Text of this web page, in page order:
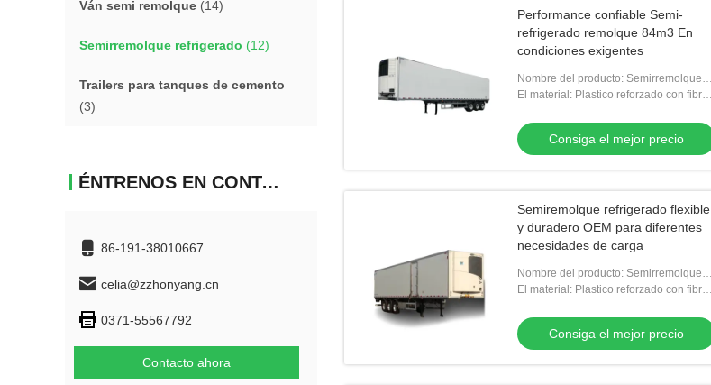
Ván semi remolque (14)
Semirremolque refrigerado (12)
Trailers para tanques de cemento
(3)
ÉNTRENOS EN CONTACTO CON
86-191-38010667
celia@zzhonyang.cn
0371-55567792
Contacto ahora
Performance confiable Semi-
refrigerado remolque 84m3 En
condiciones exigentes
Nombre del producto: Semirremolque
refrigerado
El material: Plastico reforzado con fibra
vidrio
Consiga el mejor precio
Semiremolque refrigerado flexible
y duradero OEM para diferentes
necesidades de carga
Nombre del producto: Semirremolque
refrigerado
El material: Plastico reforzado con fibra
vidrio
Consiga el mejor precio